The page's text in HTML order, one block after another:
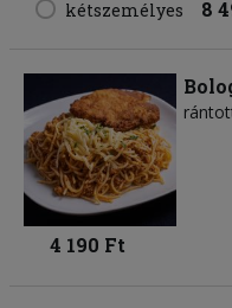
kétszemélyes 8
4 190 Ft